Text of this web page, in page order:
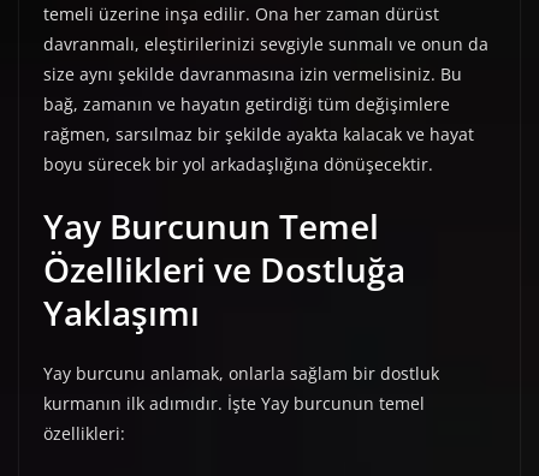
temeli üzerine inşa edilir. Ona her zaman dürüst
davranmalı, eleştirilerinizi sevgiyle sunmalı ve onun da
size aynı şekilde davranmasına izin vermelisiniz. Bu
bağ, zamanın ve hayatın getirdiği tüm değişimlere
rağmen, sarsılmaz bir şekilde ayakta kalacak ve hayat
boyu sürecek bir yol arkadaşlığına dönüşecektir.
Yay Burcunun Temel
Özellikleri ve Dostluğa
Yaklaşımı
Yay burcunu anlamak, onlarla sağlam bir dostluk
kurmanın ilk adımıdır. İşte Yay burcunun temel
özellikleri: